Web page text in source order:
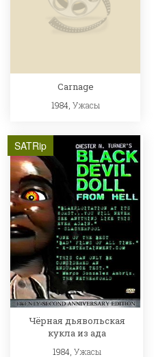
Carnage
1984, Ужасы
SATRip
Чёрная дьявольская
кукла из ада
1984, Ужасы